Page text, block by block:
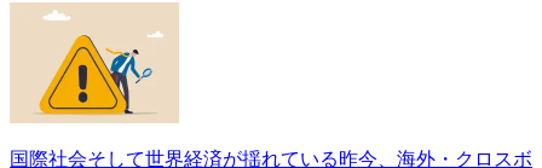
国際社会そして世界経済が揺れている昨今、海外・クロスボ